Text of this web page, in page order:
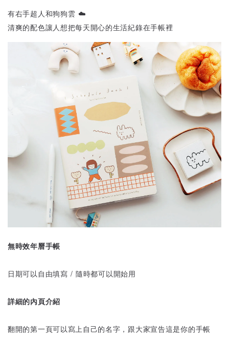
有右手超人和狗狗雲 ☁️
清爽的配色讓人想把每天開心的生活紀錄在手帳裡
無時效年曆手帳
日期可以自由填寫 / 隨時都可以開始用
詳細的內頁介紹
翻開的第一頁可以寫上自己的名字，跟大家宣告這是你的手帳